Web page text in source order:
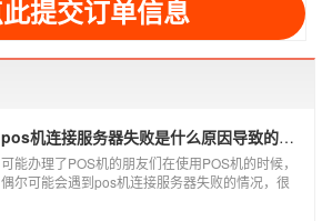
pos机连接服务器失败是什么原因导致的？附解决办法
可能办理了POS机的朋友们在使用POS机的时候，
偶尔可能会遇到pos机连接服务器失败的情况，很